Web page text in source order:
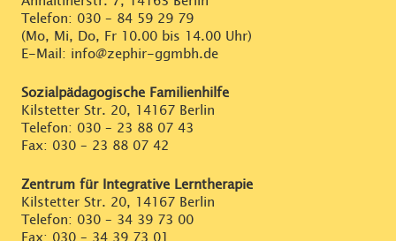
Telefon: 030 – 84 59 29 79
(Mo, Mi, Do, Fr 10.00 bis 14.00 Uhr)
E-Mail: info@zephir-ggmbh.de
Sozialpädagogische Familienhilfe
Kilstetter Str. 20, 14167 Berlin
Telefon: 030 – 23 88 07 43
Fax: 030 – 23 88 07 42
Zentrum für Integrative Lerntherapie
Kilstetter Str. 20, 14167 Berlin
Telefon: 030 – 34 39 73 00